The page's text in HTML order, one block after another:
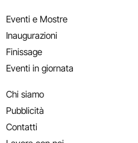
Eventi e Mostre
Inaugurazioni
Finissage
Eventi in giornata
Chi siamo
Pubblicità
Contatti